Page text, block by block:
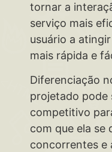
tornar a
serviço mais
usuário a
mais rápida e
Diferenciação
projetado pode
competitivo
com que ela se
concorrentes e